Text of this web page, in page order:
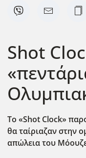
Shot
Το «Shot Clock»
θα ταίριαζαν στην
απώλεια του